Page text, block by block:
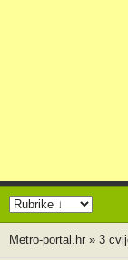
Metro-portal.hr » 3